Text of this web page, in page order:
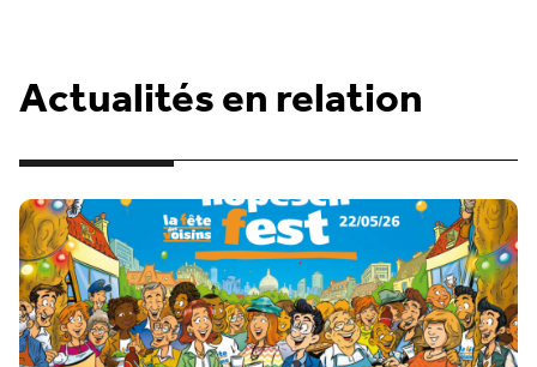
Actualités en relation